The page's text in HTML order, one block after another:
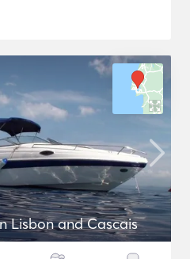
Lisbon and Cascais